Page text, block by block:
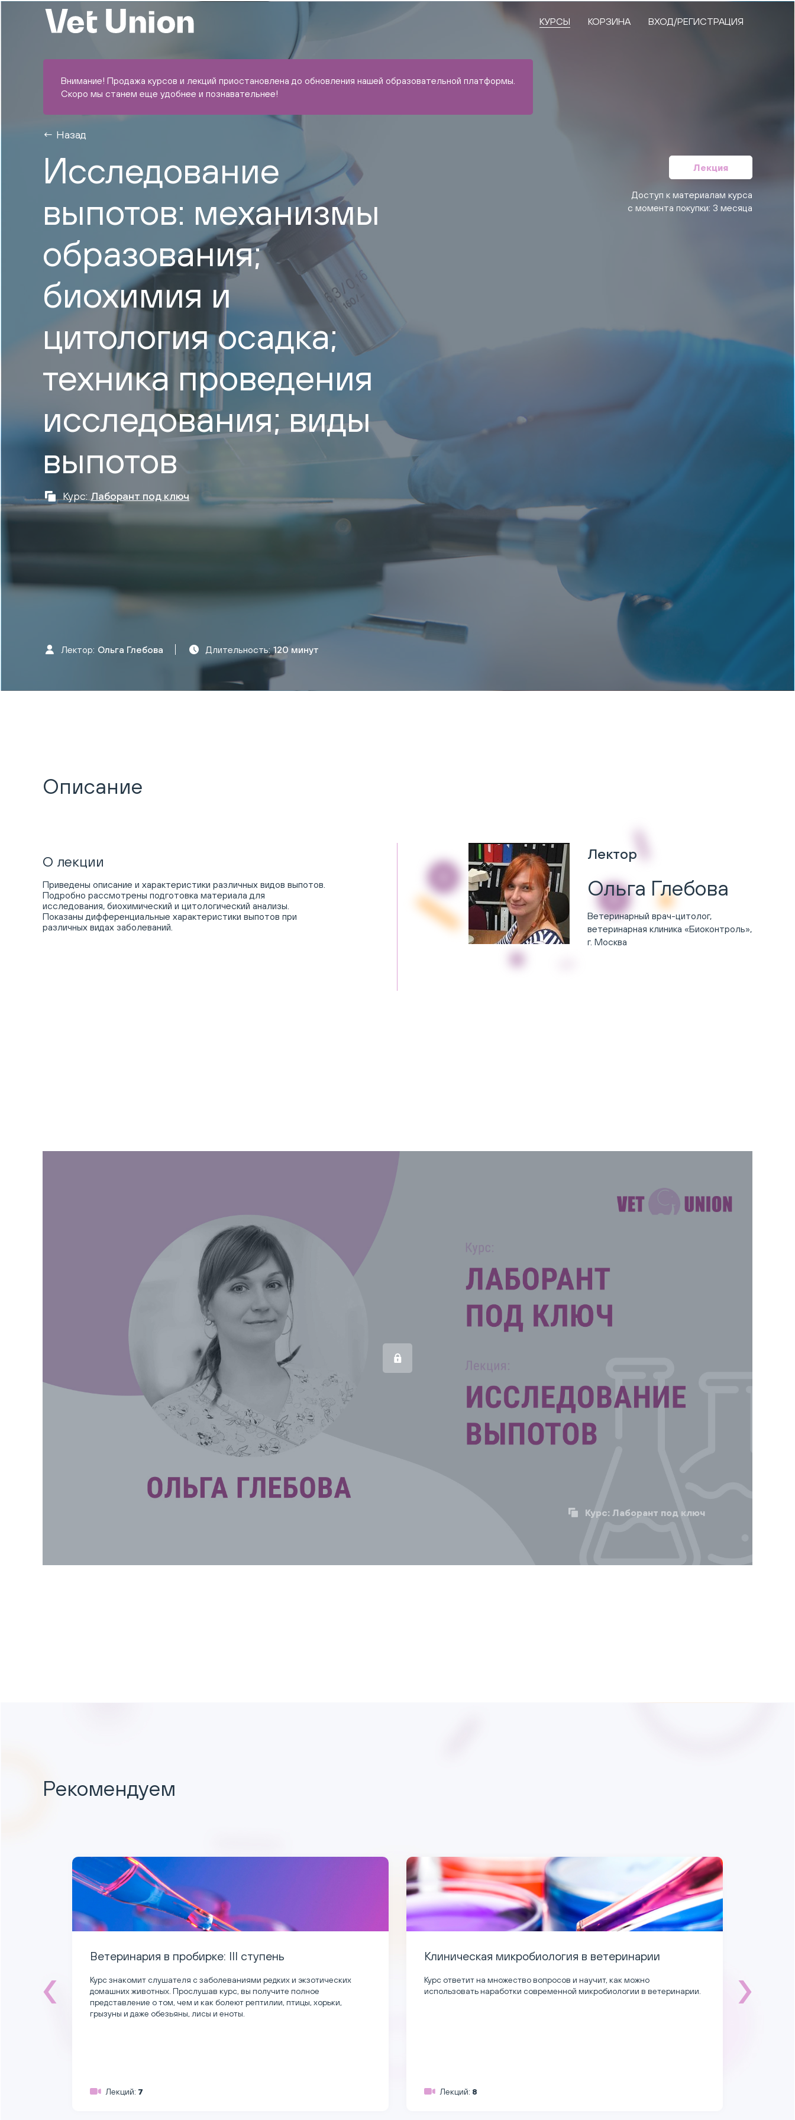
КУРСЫ КОРЗИНА ВХОД/РЕГИСТРАЦИЯ
Внимание! Продажа курсов и лекций приостановлена до обновления нашей образовательной платформы.
Скоро мы станем еще удобнее и познавательнее!
Назад
Исследование
выпотов: механизмы
образования;
биохимия и
цитология осадка;
техника проведения
исследования; виды
выпотов
Курс: Лаборант под ключ
Лекция
Доступ к материалам курса
с момента покупки: 3 месяца
Лектор: Ольга Глебова Длительность: 120 минут
Описание
О лекции
Приведены описание и характеристики различных видов выпотов.
Подробно рассмотрены подготовка материала для
исследования, биохимический и цитологический анализы.
Показаны дифференциальные характеристики выпотов при
различных видах заболеваний.
Лектор
Ольга Глебова
Ветеринарный врач-цитолог,
ветеринарная клиника «Биоконтроль»,
г. Москва
Курс: Лаборант под ключ
Рекомендуем
редких и экзотических
вы получите полное
рептилии, птицы, хорьки,
Клиническая микробиология в ветеринарии
Курс ответит на множество вопросов и научит, как можно
использовать наработки современной микробиологии в ветеринарии.
Доступная цитология из доступных мест
Цель курса - научить практикующего ветеринарного врача не
азам цитологических исследований, но и успешному